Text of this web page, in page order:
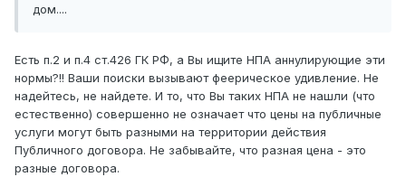
дом....
Есть п.2 и п.4 ст.426 ГК РФ, а Вы ищите НПА аннулирующие эти
нормы?!! Ваши поиски вызывают феерическое удивление. Не
надейтесь, не найдете. И то, что Вы таких НПА не нашли (что
естественно) совершенно не означает что цены на публичные
услуги могут быть разными на территории действия
Публичного договора. Не забывайте, что разная цена - это
разные договора.